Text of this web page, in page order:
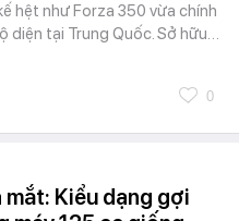
hệt như Forza 350 vừa chính
diện tại Trung Quốc. Sở hữu…
0
mắt: Kiểu dạng gợi